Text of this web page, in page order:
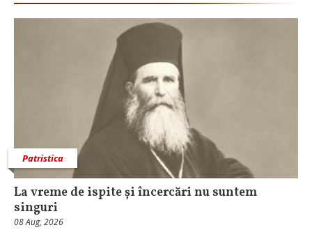
Patristica
La vreme de ispite și încercări nu suntem
singuri
08 Aug, 2026